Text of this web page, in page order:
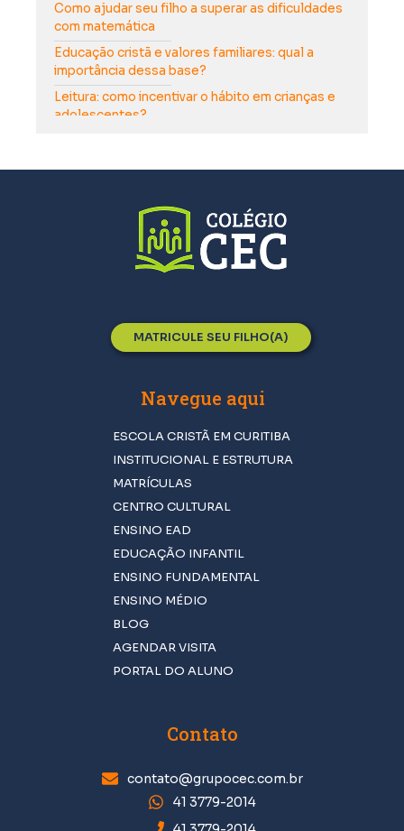
Como ajudar seu filho a superar as dificuldades
com matemática
Educação cristã e valores familiares: qual a
importância dessa base?
Leitura: como incentivar o hábito em crianças e
adolescentes?
médio do seu filho?
Como manter as crianças ocupadas nas férias
A importância do sono na aprendizagem dos
redes sociais pelos adolescentes?
Como a Arte Ajuda no Desenvolvimento
Como ensinar matemática para crianças de
O que podemos fazer para promover a saúde
Como promover a inclusão de alunos com TDAH
A importância da culinária na educação infantil
Encontre a escola cristã perfeita em Curitiba
Como lidar com a falta de limites na educação
MATRICULE SEU FILHO(A)
Navegue aqui
ESCOLA CRISTÃ EM CURITIBA
INSTITUCIONAL E ESTRUTURA
MATRÍCULAS
CENTRO CULTURAL
ENSINO EAD
EDUCAÇÃO INFANTIL
ENSINO FUNDAMENTAL
ENSINO MÉDIO
BLOG
AGENDAR VISITA
PORTAL DO ALUNO
Contato
contato@grupocec.com.br
41 3779-2014